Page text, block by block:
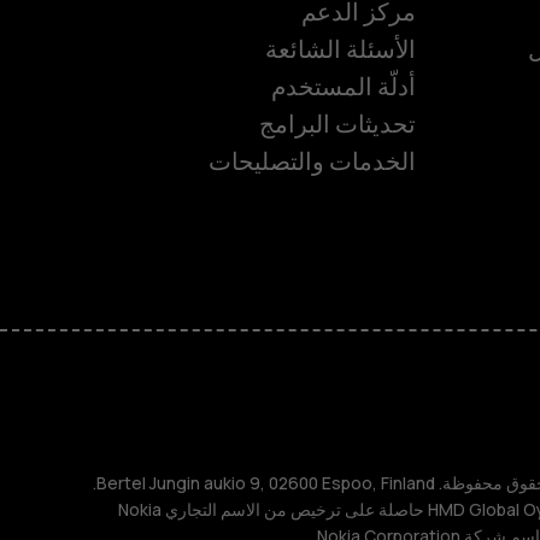
مركز الدعم
الأسئلة الشائعة
أدلّة المستخدم
تحديثات البرامج
الخدمات والتصليحات
TM و © 2026 HMD Global. جميع الحقوق محفوظة. Bertel Jungin aukio 9, 02600 Espoo, Finland.
مُعرِّف الشركة: 2724044-2. شركة HMD Global Oy حاصلة على ترخيص من الاسم التجاري Nokia